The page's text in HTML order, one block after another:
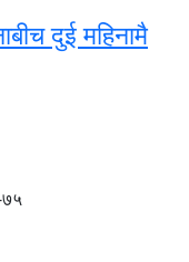
दुई महिनामै
७५